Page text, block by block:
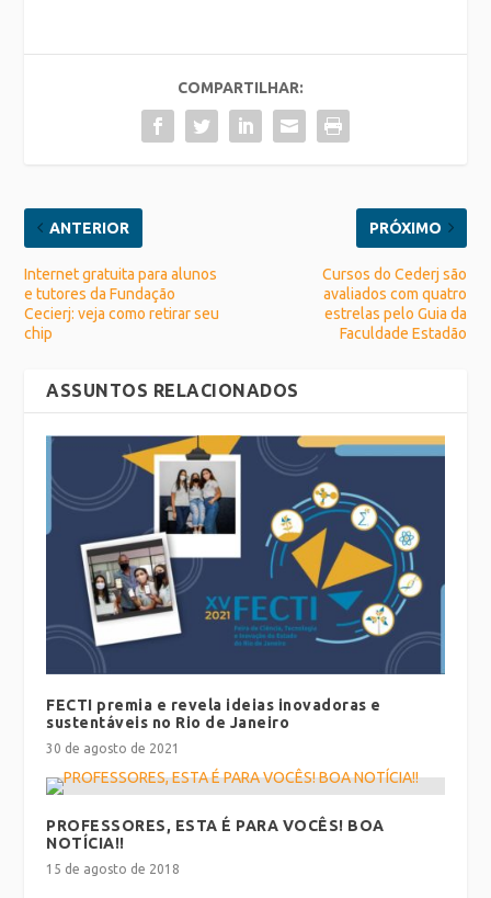
COMPARTILHAR:
ANTERIOR
Internet gratuita para alunos
e tutores da Fundação
Cecierj: veja como retirar seu
chip
PRÓXIMO
Cursos do Cederj são
avaliados com quatro
estrelas pelo Guia da
Faculdade Estadão
ASSUNTOS RELACIONADOS
FECTI premia e revela ideias inovadoras e
sustentáveis no Rio de Janeiro
30 de agosto de 2021
PROFESSORES, ESTA É PARA VOCÊS! BOA
NOTÍCIA!!
15 de agosto de 2018